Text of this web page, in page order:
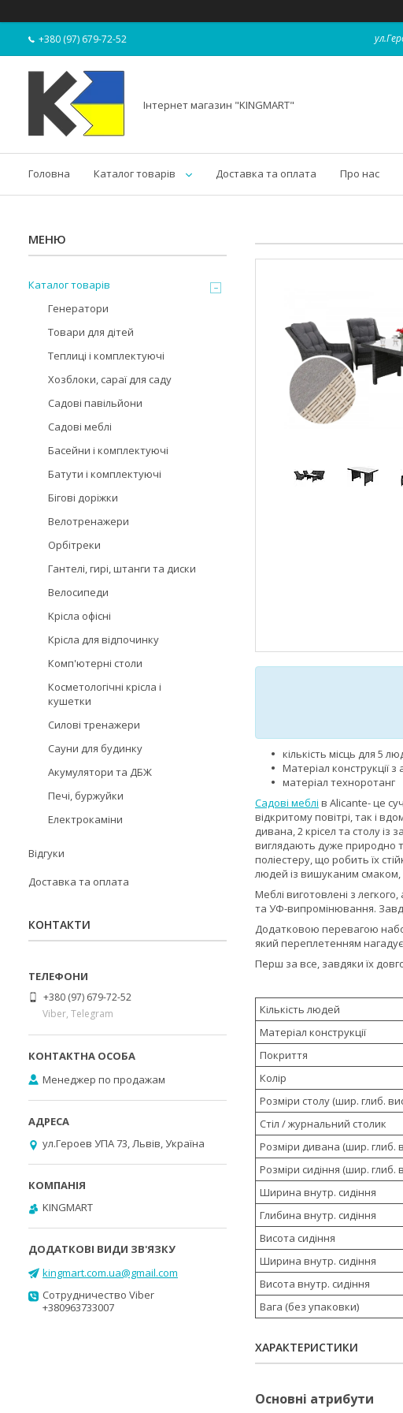
+380 (97) 679-72-52
Інтернет магазин "KINGMART"
Головна Каталог товарів Доставка та оплата Про нас
кількість місць для 5
Матеріал конструкції
матеріал техноротанг
Садові меблі в Alicante- це
відкритому повітрі, так і
дивана, 2 крісел та столу
виглядають дуже природно
поліестеру, що робить їх
людей із вишуканим смаком,
Меблі виготовлені з
та УФ-випромінювання.
Додатковою перевагою
який переплетенням
Перш за все, завдяки їх
Кількість людей
Матеріал конструкції
Покриття
Колір
Розміри столу (шир. глиб.
Стіл / журнальний столик
Розміри дивана (шир. глиб.
Розміри сидіння (шир. глиб.
Ширина внутр. сидіння
Глибина внутр. сидіння
Висота сидіння
Ширина внутр. сидіння
Висота внутр. сидіння
Вага (без упаковки)
ХАРАКТЕРИСТИКИ
Основні атрибути
Каталог товарів
Генератори
Товари для дітей
Теплиці і комплектуючі
Хозблоки, сараї для саду
Садові павільйони
Садові меблі
Басейни і комплектуючі
Батути і комплектуючі
Бігові доріжки
Велотренажери
Орбітреки
Гантелі, гирі, штанги та диски
Велосипеди
Kрісла oфісні
Крісла для відпочинку
Комп'ютерні столи
Косметологічні крісла і
кушетки
Силові тренажери
Сауни для будинку
Акумулятори та ДБЖ
Печі, буржуйки
Електрокаміни
Відгуки
Доставка та оплата
КОНТАКТИ
+380 (97) 679-72-52
Viber, Telegram
Менеджер по продажам
ул.Героев УПА 73, Львів, Україна
KINGMART
kingmart.com.ua@gmail.com
Сотрудничество Viber
+380963733007